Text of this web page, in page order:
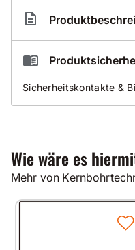
Artikelnummer
Laser Drill Dia-
verschiedenen
gute Standzeit
einfaches Handling
verwendbar auf
verbesserte
Anschluss/Bohrung
Sicherheitskontakte &
Wie wäre es
Mehr von